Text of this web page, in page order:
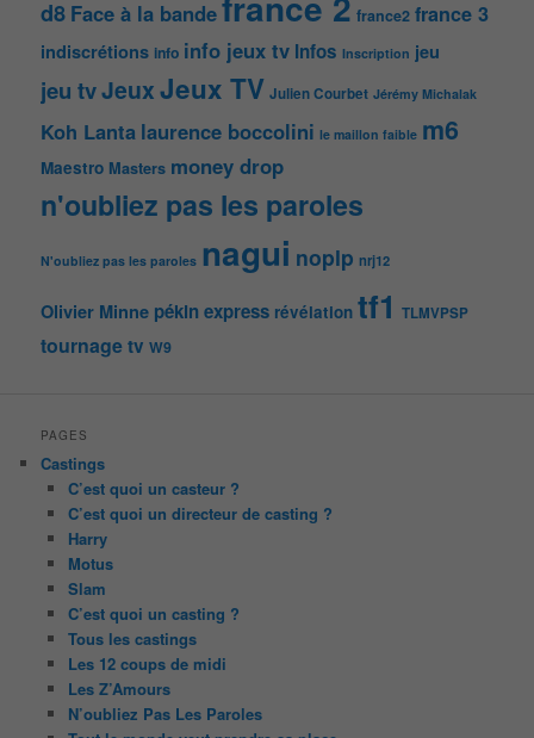
d8 Face à la bande france2 france 3
indiscrétions info info jeux tv Infos Inscription jeu
jeu tvJeuxJeux TV Julien Courbet Jérémy Michalak
Koh Lanta laurence boccolini le maillon faible m6
Maestro Masters money drop
n'oubliez pas les paroles
N'oubliez pas les paroles nagui noplp nrj12
Olivier Minne pékin express révélation tf1 TLMVPSP
tournagetv W9
PAGES
Castings
C’est quoi un casteur ?
C’est quoi un directeur de casting ?
Harry
Motus
Slam
C’est quoi un casting ?
Tous les castings
Les 12 coups de midi
Les Z’Amours
N’oubliez Pas Les Paroles